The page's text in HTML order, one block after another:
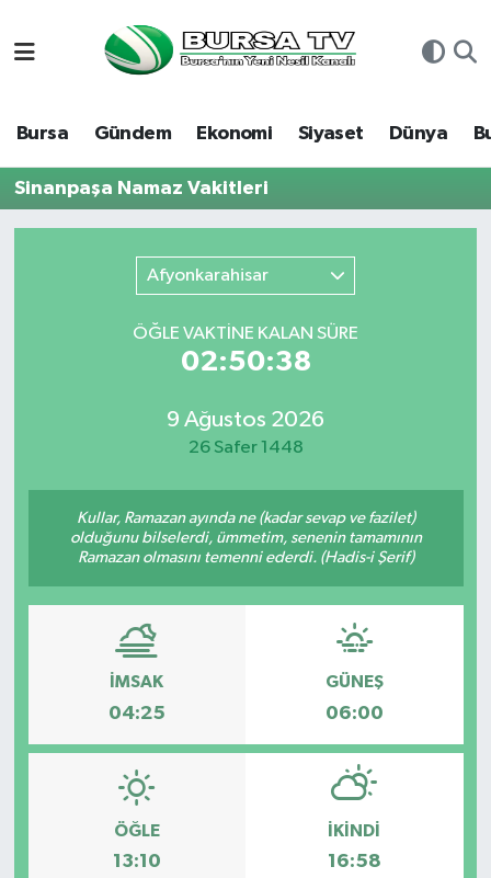
Bursa Gündem Ekonomi Siyaset Dünya
Sinanpaşa Namaz Vakitleri
Afyonkarahisar
ÖĞLE VAKTİNE KALAN SÜRE
02:50:38
9 Ağustos 2026
26 Safer 1448
Kullar, Ramazan ayında ne (kadar sevap ve fazilet)
olduğunu bilselerdi, ümmetim, senenin tamamının
Ramazan olmasını temenni ederdi. (Hadis-i Şerif)
İMSAK
04:25
GÜNEŞ
06:00
ÖĞLE
13:10
İKINDI
16:58
Bursa
Dünya
Sağlık
Siyaset
Türkiye
Hava Durumu
Namaz Vakitleri
Tüm Manşetler
Son Dakika Haberleri